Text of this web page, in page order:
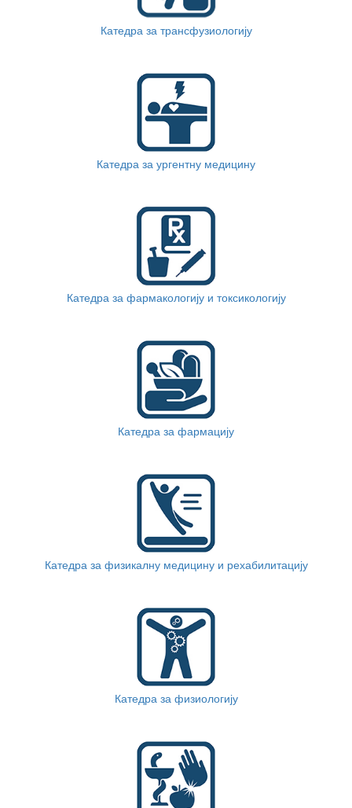
Катедра за трансфузиологију
Катедра за ургентну медицину
Катедра за фармакологију и токсикологију
Катедра за фармацију
Катедра за физикалну медицину и рехабилитацију
Катедра за физиологију